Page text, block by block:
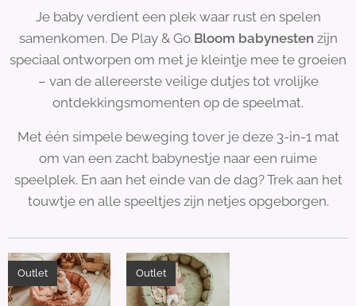
Je baby verdient een plek waar rust en spelen
samenkomen. De Play & Go Bloom babynesten zijn
speciaal ontworpen om met je kleintje mee te groeien
– van de allereerste veilige dutjes tot vrolijke
ontdekkingsmomenten op de speelmat.
Met één simpele beweging tover je deze 3-in-1 mat
om van een zacht babynestje naar een ruime
speelplek. En aan het einde van de dag? Trek aan het
touwtje en alle speeltjes zijn netjes opgeborgen.
Outlet Outlet